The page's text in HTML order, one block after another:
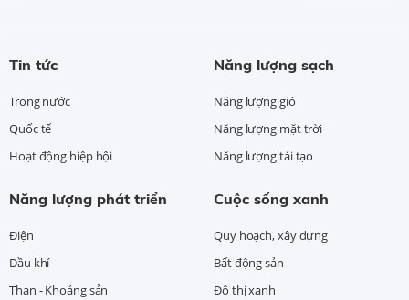
Tin tức
Trong nước
Quốc tế
Hoạt động hiệp hội
Năng lượng sạch
Năng lượng gió
Năng lượng mặt trời
Năng lượng tái tạo
Năng lượng phát triển
Điện
Dầu khí
Than - Khoáng sản
Cuộc sống xanh
Quy hoạch, xây dựng
Bất động sản
Đô thị xanh